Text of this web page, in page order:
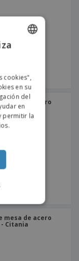
mesa de acero
Antartico
mesa de acero
Citania
cookies",
en su
del
en
permitir la